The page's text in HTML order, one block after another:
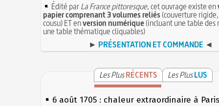
Édité parLa France pittoresque, cet ouvrage existe en
papier comprenant 3 volumes reliés(couverture
cousu) ET enversion numérique(incluant une table des
une table thématique cliquables)
► PRÉSENTATION ET COMMANDE ◄
Les PlusRÉCENTS Les PlusLUS
6 août 1705 : chaleur extraordinaire à Paris